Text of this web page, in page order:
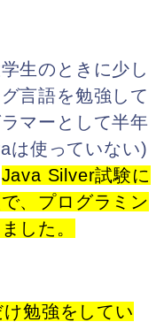
生のときに少し
言語を勉強して
マーとして半年
は使っていない)
Java Silver試験に
で、プログラミン
し た。
勉強をしてい